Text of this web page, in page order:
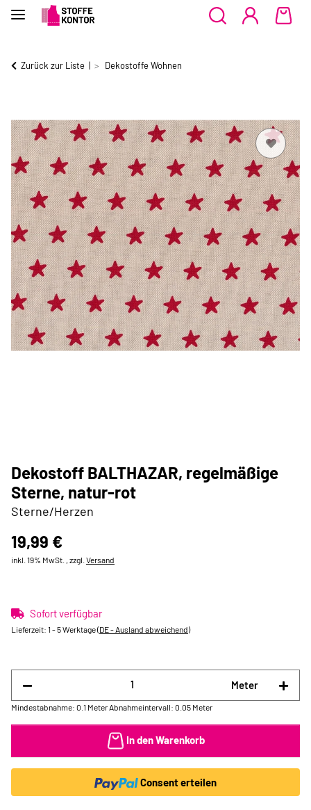
Zurück zur Liste Dekostoffe Wohnen
Dekostoff BALTHAZAR, regelmäßige
Sterne, natur-rot
Sterne/Herzen
19,99 €
inkl. 19% MwSt. , zzgl. Versand
Sofort verfügbar
Lieferzeit: 1 - 5 Werktage(DE - Ausland abweichend)
Meter
Mindestabnahme: 0.1 Meter Abnahmeintervall: 0.05 Meter
In den Warenkorb
Consent erteilen